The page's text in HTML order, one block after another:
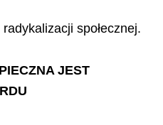
społecznej.
JEST